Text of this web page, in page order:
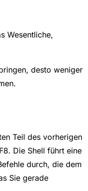
Wesentliche,
desto weniger
Teil des vorherigen
Die Shell führt eine
durch, die dem
Sie gerade